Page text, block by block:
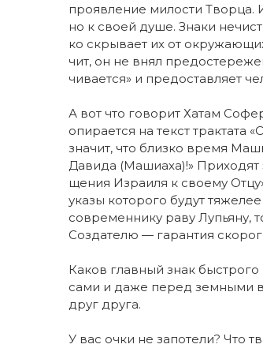
про­яв­ле­ние ми­лос­ти Твор­ца.
но к сво­ей ду­ше. Зна­ки
ко скры­ва­ет их от
чит, он не внял
чи­ва­ет­ся» и пре­до­став­ля­ет
А вот что го­во­рит Ха­там
опи­ра­ет­ся на текст трак­та­та
зна­чит, что близ­ко вре­мя
Да­ви­да (Ма­ши­а­ха)!» При­хо­дят
ще­ния Изра­и­ля к сво­е­му
ука­зы ко­то­ро­го бу­дут
со­вре­мен­ни­ку ра­ву Лу­пья­ну,
Соз­да­те­лю — га­ран­тия
Ка­ков глав­ный знак
са­ми и да­же пе­ред зем­ны­ми
друг дру­га.
У вас оч­ки не за­по­те­ли? Что